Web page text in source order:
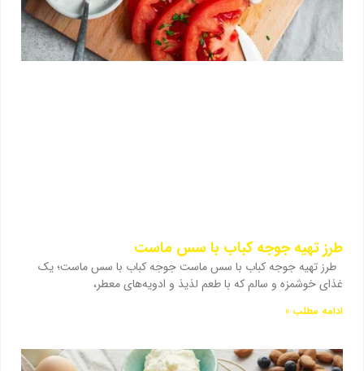
طرز تهیه جوجه کباب با سس ماست
طرز تهیه جوجه کباب با سس ماست جوجه کباب با سس ماست؛ یک
غذای خوشمزه و سالم که با طعم لذیذ و ادویه‌های معطر،
ادامه مطلب »